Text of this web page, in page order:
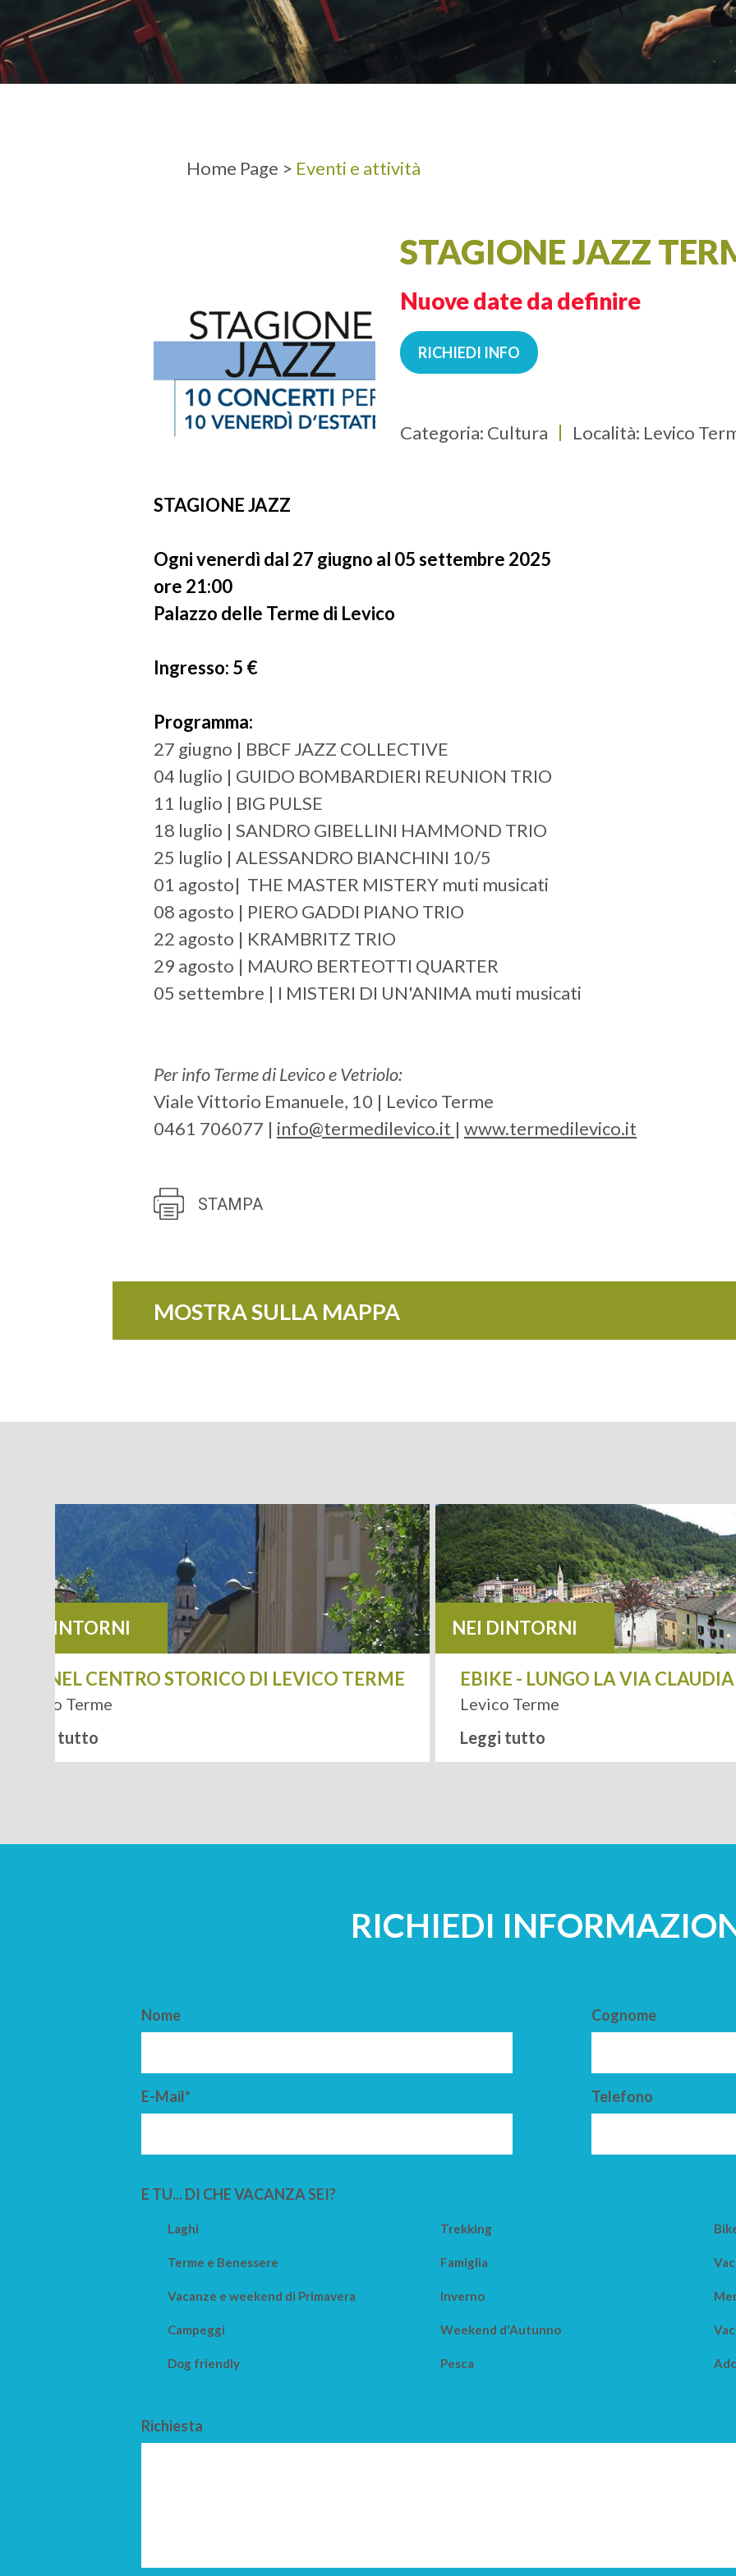
PARTENZA ADULTI
Home Page > Eventi e attività
STAGIONE JAZZ
Nuove date da definire
RICHIEDI INFO
Categoria: Cultura Località: Levico
STAGIONE JAZZ
Ogni venerdì dal 27 giugno al 05 settembre 2025
ore 21:00
Palazzo delle Terme di Levico
Ingresso: 5 €
Programma:
27 giugno | BBCF JAZZ COLLECTIVE
04 luglio | GUIDO BOMBARDIERI REUNION TRIO
11 luglio | BIG PULSE
18 luglio | SANDRO GIBELLINI HAMMOND TRIO
25 luglio | ALESSANDRO BIANCHINI 10/5
01 agosto| THE MASTER MISTERY muti musicati
08 agosto | PIERO GADDI PIANO TRIO
22 agosto | KRAMBRITZ TRIO
29 agosto | MAURO BERTEOTTI QUARTER
05 settembre | I MISTERI DI UN'ANIMA muti musicati
Per info Terme di Levico e Vetriolo:
Viale Vittorio Emanuele, 10 | Levico Terme
0461 706077 | info@termedilevico.it | www.termedilevico.it
STAMPA
MOSTRA SULLA MAPPA
NEI DINTORNI
PSS NEL CENTRO STORICO DI LEVICO TERME
Levico Terme
Leggi tutto
NEI DINTORNI
EBIKE - LUNGO LA VIA
Levico Terme
Leggi tutto
RICHIEDI
Nome Cognome
E-Mail* Telefono
E TU... DI CHE VACANZA SEI?
Laghi Trekking
Terme e Benessere Famiglia
Vacanze e weekend di Primavera Inverno
Campeggi Weekend d'Autunno
Dog friendly Pesca
Richiesta